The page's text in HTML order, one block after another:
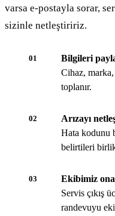
varsa e-postayla sorar,
sizinle netleştiririz.
01
Bilgileri
Cihaz, marka,
toplanır.
02
Arızayı
Hata kodunu
belirtileri
03
Ekibimiz
Servis çıkış
randevuyu